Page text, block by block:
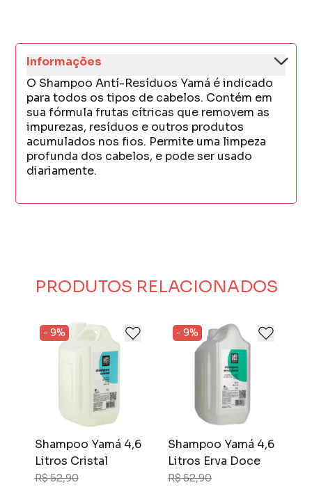
Informações
O Shampoo Antí-Resíduos Yamá é indicado
para todos os tipos de cabelos. Contém em
sua fórmula frutas cítricas que removem as
impurezas, resíduos e outros produtos
acumulados nos fios. Permite uma limpeza
profunda dos cabelos, e pode ser usado
diariamente.
PRODUTOS RELACIONADOS
Shampoo Yamá 4,6
Litros Cristal
R$ 52,90
- 9%
Shampoo Yamá 4,6
Litros Erva Doce
R$ 52,90
- 9%